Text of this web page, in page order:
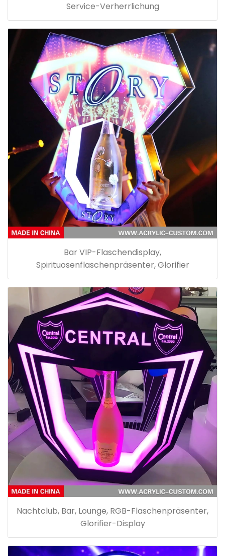
Service-Verherrlichung
Bar VIP-Flaschendisplay,
Spirituosenflaschenpräsenter, Glorifier
Nachtclub, Bar, Lounge, RGB-Flaschenpräsenter,
Glorifier-Display